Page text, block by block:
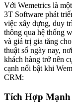
Với Wemetrics là
3T Software phát
việc xây dựng, duy
thông qua hệ thống
và giá trị gia tăng
thuật số ngày nay,
khách hàng trở nên
cạnh nổi bật khi
CRM:
Tích Hợp